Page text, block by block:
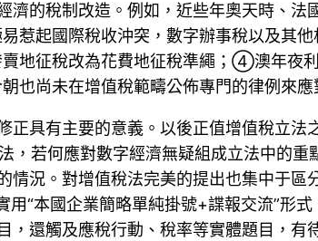
的稅制改造。例如，近些年奧天時、法
起國際稅收沖突，數字辦事稅以及其
地征稅改為花費地征稅準繩；④澳年夜
尚未在增值稅範疇公佈專門的律例來應
具有主要的意義。以後正值增值稅立法
若何應對數字經濟無疑組成立法中的重
況。對增值稅法完美的提出也集中于區
用“本國企業簡略單純掛號+諜報交流”形
還觸及應稅行動、稅率等實體題目，有